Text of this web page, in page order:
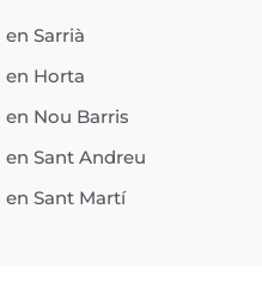
Sarrià
en Horta
en Nou Barris
en Sant Andreu
en Sant Martí